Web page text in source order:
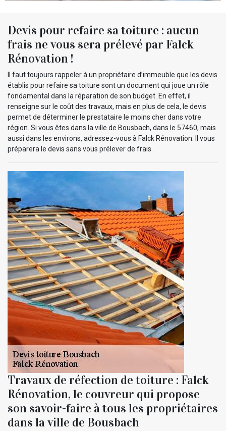
Devis pour refaire sa toiture : aucun
frais ne vous sera prélevé par Falck
Rénovation !
Il faut toujours rappeler à un propriétaire d’immeuble que les devis
établis pour refaire sa toiture sont un document qui joue un rôle
fondamental dans la réparation de son budget. En effet, il
renseigne sur le coût des travaux, mais en plus de cela, le devis
permet de déterminer le prestataire le moins cher dans votre
région. Si vous êtes dans la ville de Bousbach, dans le 57460, mais
aussi dans les environs, adressez-vous à Falck Rénovation. Il vous
préparera le devis sans vous prélever de frais.
Travaux de réfection de toiture : Falck
Rénovation, le couvreur qui propose
son savoir-faire à tous les propriétaires
dans la ville de Bousbach